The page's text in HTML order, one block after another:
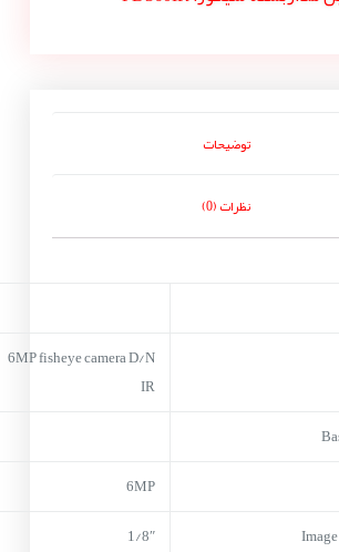
توضیحات
نظرات (0)
6MP fisheye camera D/N
IR
6MP
1/8″